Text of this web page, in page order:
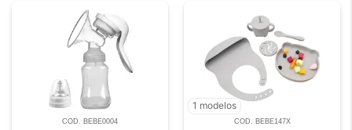
COD. BEBE0004
1 modelos
COD. BEBE147X